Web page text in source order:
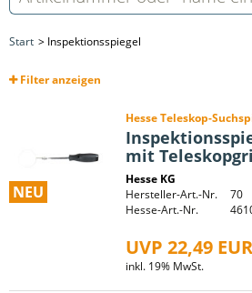
Start Inspektionsspiegel
Filteranzeigen
NEU
Hesse Teleskop-
mit
Hesse KG
Hersteller-Art.-Nr.
70
Hesse-Art.-Nr.
UVP 22,49 EUR
inkl. 19% MwSt.